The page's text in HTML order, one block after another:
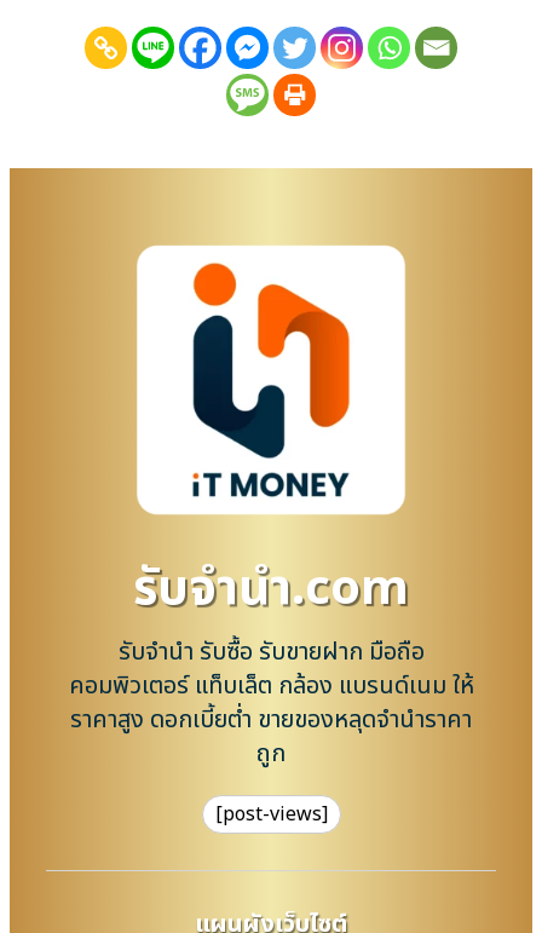
รับจํานํา.com
รับจำนำ รับซื้อ รับขายฝาก มือถือ
คอมพิวเตอร์ แท็บเล็ต กล้อง แบรนด์เนม ให้
ราคาสูง ดอกเบี้ยต่ำ ขายของหลุดจำนำราคา
ถูก
[post-views]
แผนผังเว็บไซต์